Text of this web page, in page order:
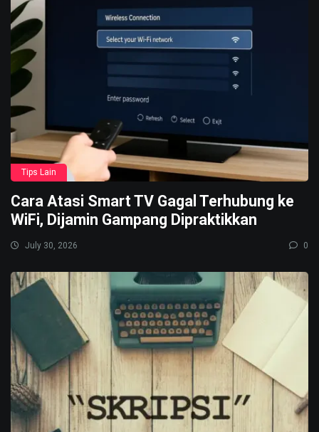
Tips Lain
Cara Atasi Smart TV Gagal Terhubung ke
WiFi, Dijamin Gampang Dipraktikkan
July 30, 2026 0